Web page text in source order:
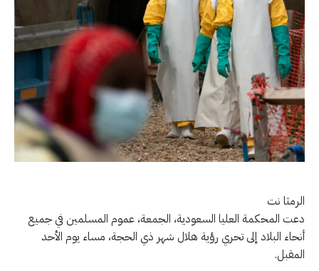
الرمثا نت
دعت المحكمة العليا السعودية، الجمعة، عموم المسلمين في جميع
أنحاء البلاد إلى تحري رؤية هلال شهر ذي الحجة، مساء يوم الأحد
المقبل.